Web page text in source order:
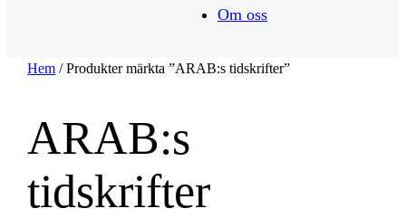
Om oss
Hem / Produkter märkta ”ARAB:s tidskrifter”
ARAB:s
tidskrifter